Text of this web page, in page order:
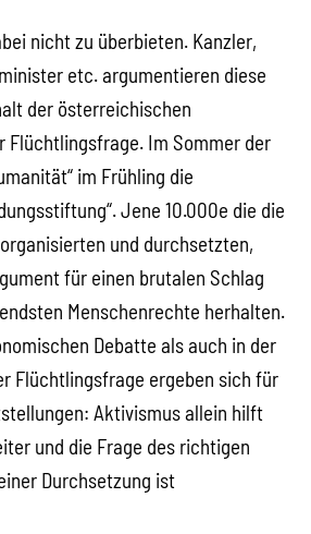
nicht zu überbieten. Kanzler,
etc. argumentieren diese
der österreichischen
Flüchtlingsfrage. Im Sommer der
im Frühling die
Jene 10.000e die die
und durchsetzten,
für einen brutalen Schlag
Menschenrechte herhalten.
Debatte als auch in der
Flüchtlingsfrage ergeben sich für
Aktivismus allein hilft
und die Frage des richtigen
Durchsetzung ist